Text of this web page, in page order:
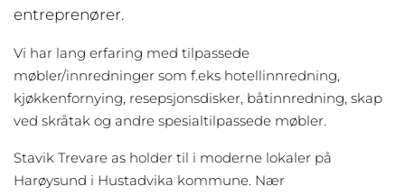
s
e
k
k
e
B
entreprenører.
Vi har lang erfaring med tilpassede
møbler/innredninger som f.eks hotellinnredning,
kjøkkenfornying, resepsjonsdisker, båtinnredning, skap
ved skråtak og andre spesialtilpassede møbler.
Stavik Trevare as holder til i moderne lokaler på
Harøysund i Hustadvika kommune. Nær